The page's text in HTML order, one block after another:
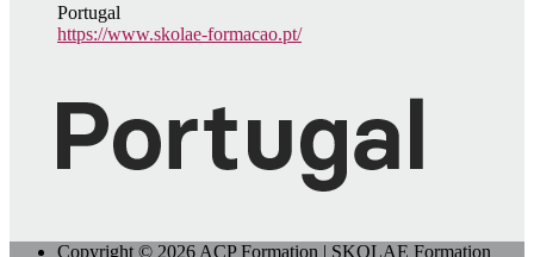
Portugal
https://www.skolae-formacao.pt/
Copyright © 2026 ACP Formation | SKOLAE Formation